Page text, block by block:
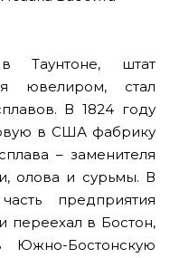
Таунтоне, штат
ювелиром, стал
В 1824 году
в США фабрику
– заменителя
олова и сурьмы. В
предприятия
переехал в Бостон,
Бостонскую